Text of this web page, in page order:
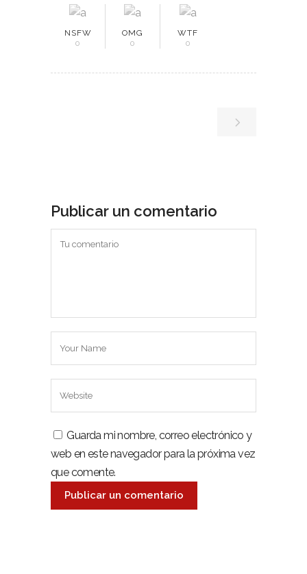
NSFW
0
OMG
0
WTF
0
Publicar un comentario
Guarda mi nombre, correo electrónico y
web en este navegador para la próxima vez
que comente.